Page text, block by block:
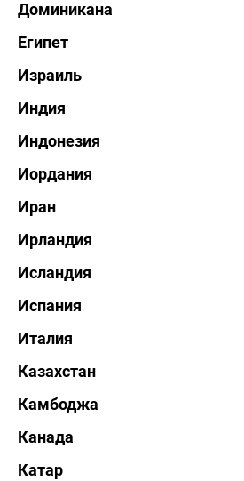
Доминикана
Египет
Израиль
Индия
Индонезия
Иордания
Иран
Ирландия
Исландия
Испания
Италия
Казахстан
Камбоджа
Канада
Катар